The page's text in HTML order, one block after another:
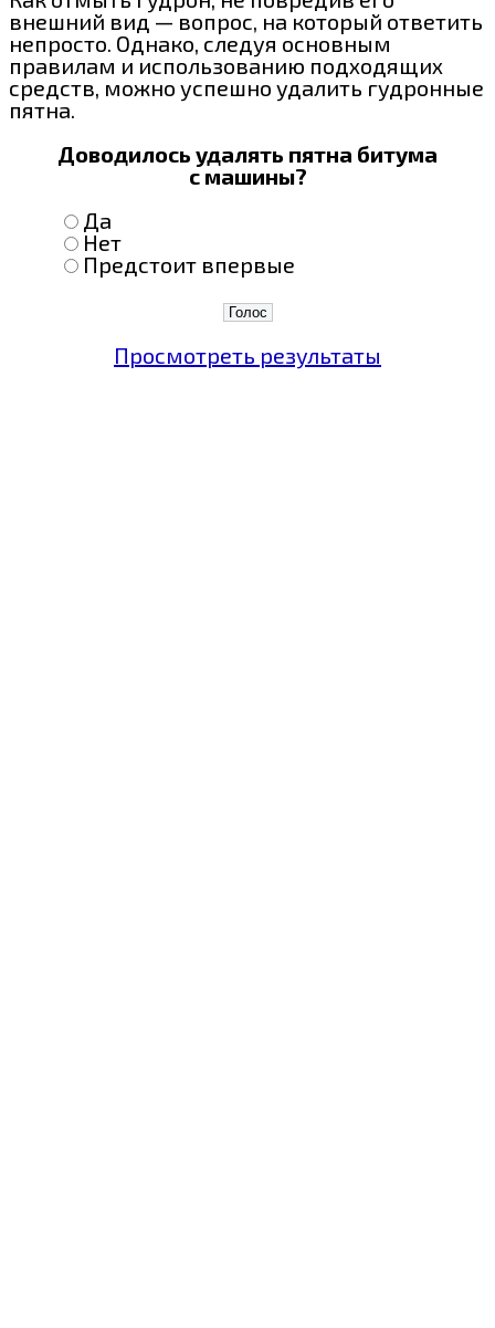
внешний вид — вопрос, на который ответить
непросто. Однако, следуя основным
правилам и использованию подходящих
средств, можно успешно удалить гудронные
пятна.
Доводилось удалять пятна битума
с машины?
Да
Нет
Предстоит впервые
Просмотреть результаты